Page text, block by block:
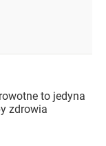
to jedyna
zdrowia